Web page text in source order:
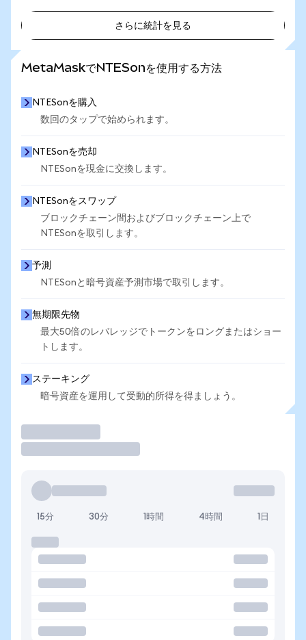
さらに統計を見る
MetaMaskでNTESonを使用する方法
NTESonを購入
数回のタップで始められます。
NTESonを売却
NTESonを現金に交換します。
NTESonをスワップ
ブロックチェーン間およびブロックチェーン上で
NTESonを取引します。
予測
NTESonと暗号資産予測市場で取引します。
無期限先物
最大50倍のレバレッジでトークンをロングまたはショー
トします。
ステーキング
暗号資産を運用して受動的所得を得ましょう。
15分 30分 1時間 4時間 1日